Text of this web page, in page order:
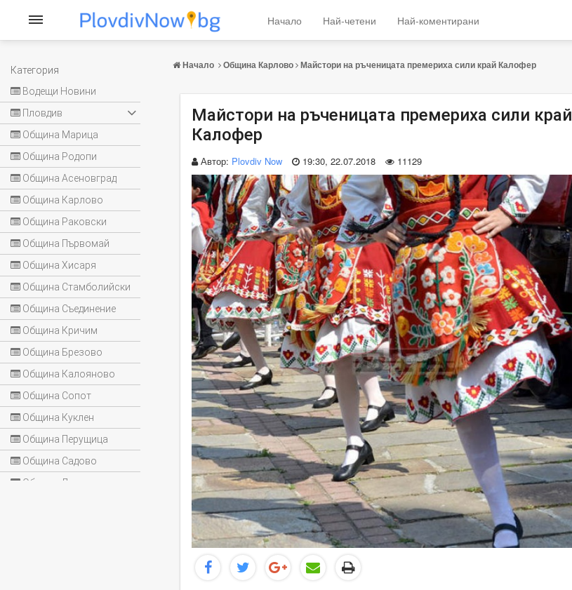
Категория
Водещи Новини
Пловдив
Община Марица
Община Родопи
Община Асеновград
Община Карлово
Община Раковски
Община Първомай
Община Хисаря
Община Стамболийски
Община Съединение
Община Кричим
Община Брезово
Община Калояново
Община Сопот
Община Куклен
Община Перущица
Община Садово
Община Лъки
Начало Най-четени Най-коментирани
Начало Община Карлово Майстори на ръченицата премериха сили край Калофер
Майстори на ръченицата премериха сили край
Калофер
Автор: Plovdiv Now 19:30, 22.07.2018 11129